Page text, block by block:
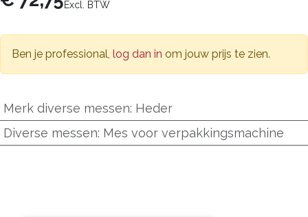
Excl. BTW
Ben je professional, log dan in om jouw prijs te zien.
Merk diverse messen: Heder
Diverse messen: Mes voor verpakkingsmachine